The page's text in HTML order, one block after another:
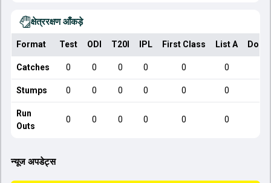
क्षेत्ररक्षण आँकड़े
Format Test ODI T20I IPL First Class List A
Catches 0 0 0 0 0 0
Stumps 0 0 0 0 0 0
Run
Outs
0 0 0 0 0 0
न्यूज अपडेट्स